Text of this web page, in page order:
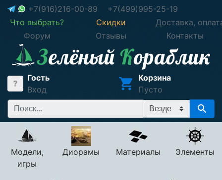
+7(916)216-00-89
+7(499)995-25-19
Что выбрать?
Скидки
Доставка,
Форум
Отзывы Контакты
Гость
Вход
Корзина
Пусто
Модели,
игры
Диорамы Материалы Элементы